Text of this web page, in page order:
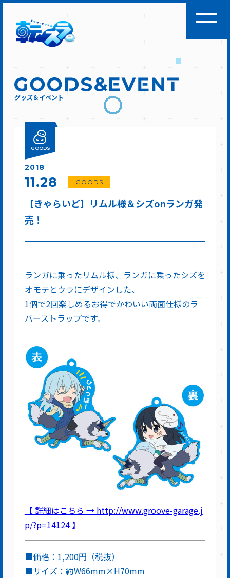
グッズ＆イベント
GOODS
【きゃらいど】リムル様＆シズonランガ発
売！
GOODS
2018
11.28
ランガに乗ったリムル様、ランガに乗ったシズを
オモテとウラにデザインした、
1個で2回楽しめるお得でかわいい両面仕様のラ
バーストラップです。
【 詳細はこちら → http://www.groove-garage.j
p/?p=14124 】
■価格：1,200円（税抜）
■サイズ：約W66mm×H70mm